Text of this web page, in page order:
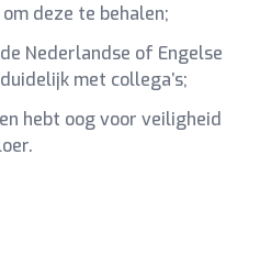
deze te behalen;
Nederlandse of Engelse
met collega’s;
hebt oog voor veiligheid